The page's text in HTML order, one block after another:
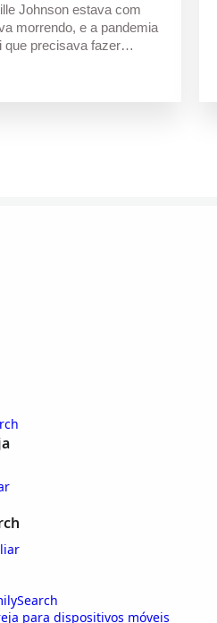
Johnson estava com
morrendo, e a pandemia
que precisava fazer…